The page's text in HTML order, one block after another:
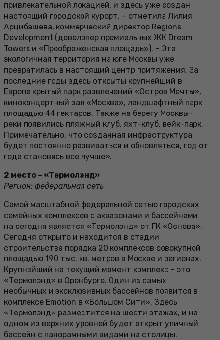
привлекательной локацией, и здесь уже создан
настоящий городской курорт, – отметила Лилия
Арцибашева, коммерческий директор Regions
Development (девелопер премиальных ЖК Dream
Towers и «Преображенская площадь»). – Эта
экологичная территория на юге Москвы уже
превратилась в настоящий центр притяжения. За
последние годы здесь открыты крупнейший в
Европе крытый парк развлечений «Остров Мечты»,
киноконцертный зал «Москва», ландшафтный парк
площадью 44 гектаров. Также на берегу Москвы-
реки появились пляжный клуб, яхт-клуб, вейк-парк.
Примечательно, что созданная инфраструктура
будет постоянно развиваться и обновляться, год от
года становясь все лучше».
2 место – «Термолэнд»
Регион: федеральная сеть
Самой масштабной федеральной сетью городских
семейных комплексов с аквазонами и бассейнами
на сегодня является «Термолэнд» от ГК «Основа».
Сегодня открыто и находится в стадии
строительства порядка 20 комплексов совокупной
площадью 190 тыс. кв. метров в Москве и регионах.
Крупнейший на текущий момент комплекс – это
«Термолэнд» в Оренбурге. Один из самых
необычных и эксклюзивных бассейнов появится в
комплексе Emotion в «Большом Сити». Здесь
«Термолэнд» разместится на шести этажах, и на
одном из верхних уровней будет открыт уличный
бассейн с панорамными видами на столицы.